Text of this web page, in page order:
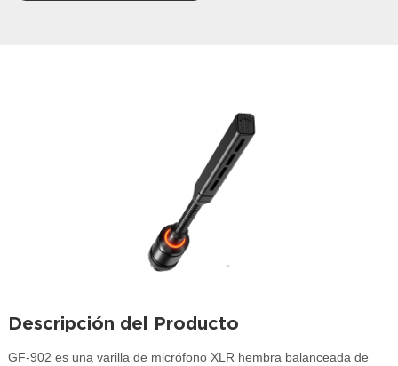
Descripción del Producto
GF-902 es una varilla de micrófono XLR hembra balanceada de